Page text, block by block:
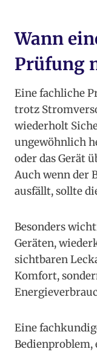
Wann
Prüfung
Eine fachliche
trotz
wiederholt
ungewöhnlich
oder das Gerät
Auch wenn der
ausfällt, sollte
Besonders
Geräten,
sichtbaren
Komfort,
Eine
Bedienproblem,